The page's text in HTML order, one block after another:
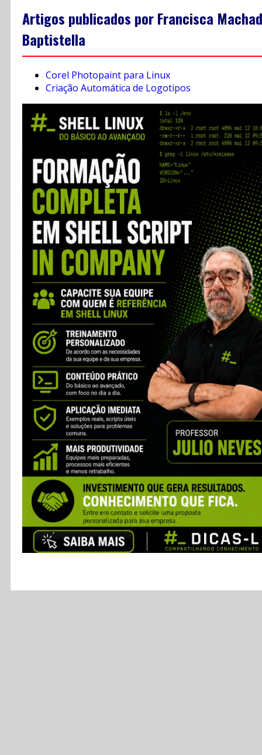
Artigos publicados por Francisca
Baptistella
Corel Photopaint para Linux
Criação Automática de Logotipos